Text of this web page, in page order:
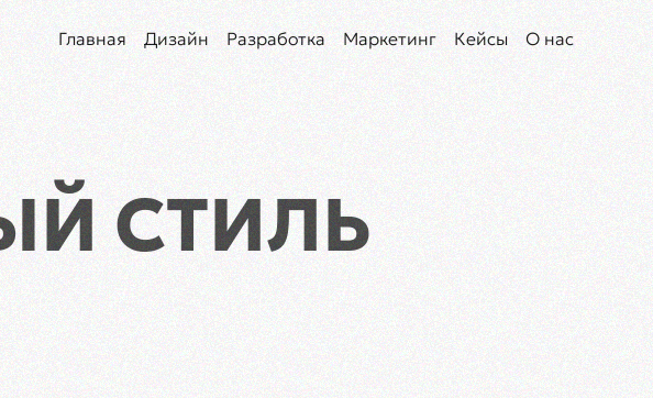
Главная Дизайн Разработка Маркетинг Кейсы О нас
СТИЛЬ